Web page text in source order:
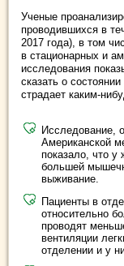
Ученые
проводившихся в
2017 года), в том
в стационарных и
исследования
сказать о
страдает каким-
Исследование,
Американской
показало, что
большей
выживание.
Пациенты в
относительно
проводят
вентиляции
отделении и у